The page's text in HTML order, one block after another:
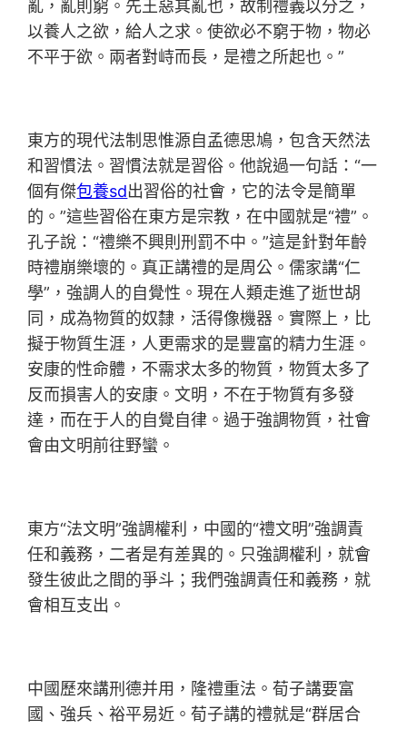
亂，亂則窮。先王惡其亂也，故制禮義以分之，
以養人之欲，給人之求。使欲必不窮于物，物必
不平于欲。兩者對峙而長，是禮之所起也。”
東方的現代法制思惟源自孟德思鳩，包含天然法
和習慣法。習慣法就是習俗。他說過一句話：“一
個有傑包養sd出習俗的社會，它的法令是簡單
的。”這些習俗在東方是宗教，在中國就是“禮”。
孔子說：“禮樂不興則刑罰不中。”這是針對年齡
時禮崩樂壞的。真正講禮的是周公。儒家講“仁
學”，強調人的自覺性。現在人類走進了逝世胡
同，成為物質的奴隸，活得像機器。實際上，比
擬于物質生涯，人更需求的是豐富的精力生涯。
安康的性命體，不需求太多的物質，物質太多了
反而損害人的安康。文明，不在于物質有多發
達，而在于人的自覺自律。過于強調物質，社會
會由文明前往野蠻。
東方“法文明”強調權利，中國的“禮文明”強調責
任和義務，二者是有差異的。只強調權利，就會
發生彼此之間的爭斗；我們強調責任和義務，就
會相互支出。
中國歷來講刑德并用，隆禮重法。荀子講要富
國、強兵、裕平易近。荀子講的禮就是“群居合